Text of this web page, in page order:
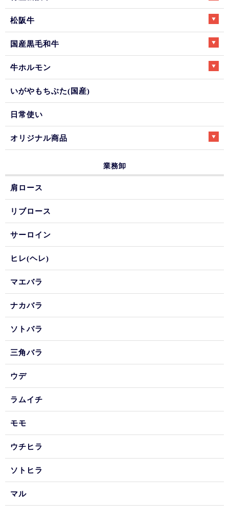
松阪牛
国産黒毛和牛
牛ホルモン
いがやもちぶた(国産)
日常使い
オリジナル商品
業務卸
肩ロース
リブロース
サーロイン
ヒレ(ヘレ)
マエバラ
ナカバラ
ソトバラ
三角バラ
ウデ
ラムイチ
モモ
ウチヒラ
ソトヒラ
マル